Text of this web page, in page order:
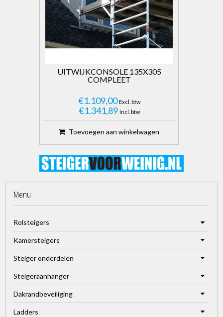
UITWIJKCONSOLE 135X305
COMPLEET
€1.109,00 Excl. btw
€1.341,89 Incl. btw
Toevoegen aan winkelwagen
Menu
Rolsteigers
Kamersteigers
Steiger onderdelen
Steigeraanhanger
Dakrandbeveiliging
Ladders